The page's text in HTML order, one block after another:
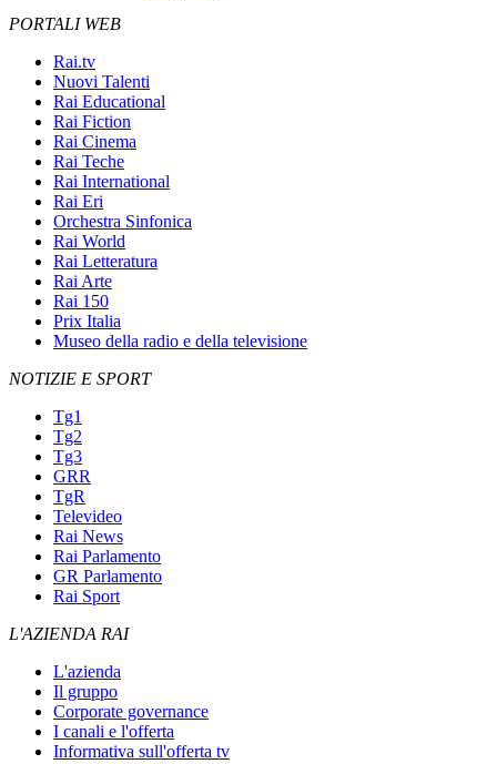
PORTALI WEB
Rai.tv
Nuovi Talenti
Rai Educational
Rai Fiction
Rai Cinema
Rai Teche
Rai International
Rai Eri
Orchestra Sinfonica
Rai World
Rai Letteratura
Rai Arte
Rai 150
Prix Italia
Museo della radio e della televisione
NOTIZIE E SPORT
Tg1
Tg2
Tg3
GRR
TgR
Televideo
Rai News
Rai Parlamento
GR Parlamento
Rai Sport
L'AZIENDA RAI
L'azienda
Il gruppo
Corporate governance
I canali e l'offerta
Informativa sull'offerta tv